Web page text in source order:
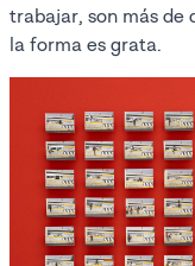
trabajar, son más de
la forma es grata.